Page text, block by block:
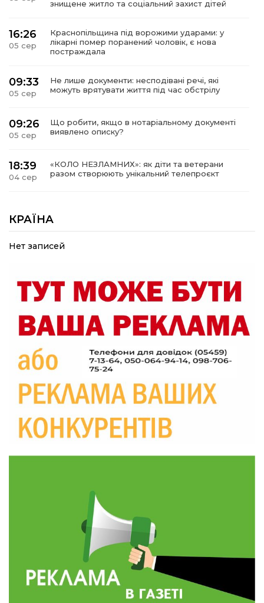
знищене житло та соціальний захист дітей
16:26
05 сер
Краснопільщина під ворожими ударами: у
лікарні помер поранений чоловік, є нова
постраждала
09:33
05 сер
Не лише документи: несподівані речі, які
можуть врятувати життя під час обстрілу
09:26
05 сер
Що робити, якщо в нотаріальному документі
виявлено описку?
18:39
04 сер
«КОЛО НЕЗЛАМНИХ»: як діти та ветерани
разом створюють унікальний телепроєкт
04 сер
прикордоння до втраченого дому
19:36
Пишіть листи самому собі, або як уникнути
19:29
30 лип
«Все закінчиться, приїду й одружуся…»: Пам’яті
26-річного Захисника Богдана Ємця (ВІДЕО)
20:06
Паливо по 100 грн та ризик дефіциту: чому в
28 лип
Житлові сертифікати, підготовка до зими та
підтримка ВПО: підсумки засідання виконкому
Краснопільської селищної ради
10:36
28 лип
Валентина Масалітіна: «Нас тримає віра в
Перемогу і повернення додому»
Обмежено придатний, але безмежно
вмотивований: Як колишній лісівник став асом
артилерії
490 пацієнтів та 15 відвіданих сіл: МБФ
«Альянс громадського здоров’я» підбив
підсумки роботи мобільних клінік у Сумській
області
КРАЇНА
Нет записей